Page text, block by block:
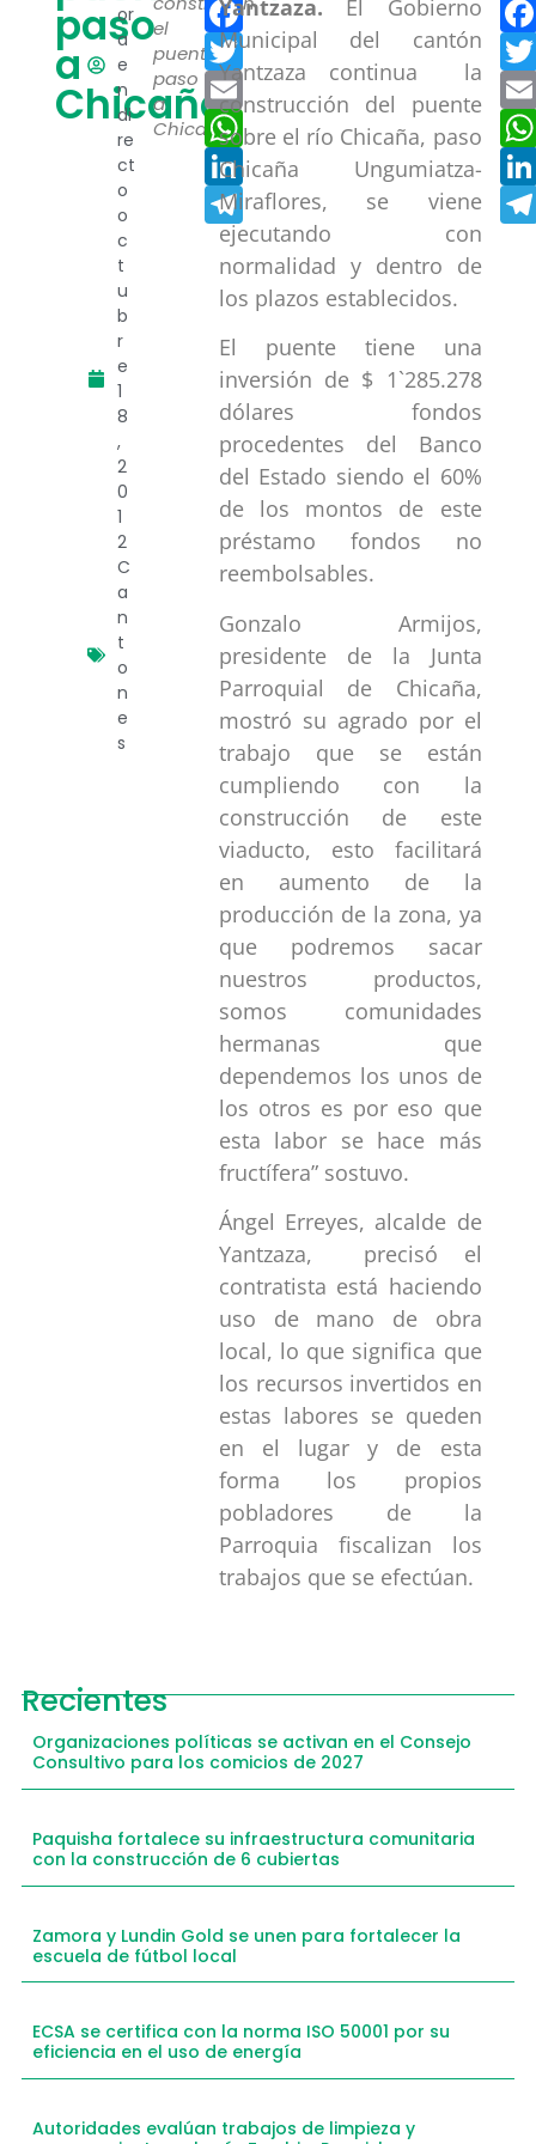
paso
a
Chicaña
or
a
e
n
di
re
ct
o
o
c
t
u
b
r
e
1
8
,
2
0
1
2
C
a
n
t
o
n
e
s
el
puente
paso
a
Chicaña.
Twitter
Email
WhatsApp
LinkedIn
Telegram
Yantzaza. El Gobierno
Municipal del cantón
Yantzaza continua la
construcción del puente
sobre el río Chicaña, paso
Chicaña Ungumiatza-
Miraflores, se viene
ejecutando con
normalidad y dentro de
los plazos establecidos.
El puente tiene una
inversión de $ 1`285.278
dólares fondos
procedentes del Banco
del Estado siendo el 60%
de los montos de este
préstamo fondos no
reembolsables.
Gonzalo Armijos,
presidente de la Junta
Parroquial de Chicaña,
mostró su agrado por el
trabajo que se están
cumpliendo con la
construcción de este
viaducto, esto facilitará
en aumento de la
producción de la zona, ya
que podremos sacar
nuestros productos,
somos comunidades
hermanas que
dependemos los unos de
los otros es por eso que
esta labor se hace más
fructífera” sostuvo.
Ángel Erreyes, alcalde de
Yantzaza, precisó el
contratista está haciendo
uso de mano de obra
local, lo que significa que
los recursos invertidos en
estas labores se queden
en el lugar y de esta
forma los propios
pobladores de la
Parroquia fiscalizan los
trabajos que se efectúan.
Recientes
Organizaciones políticas se activan en el Consejo
Consultivo para los comicios de 2027
Paquisha fortalece su infraestructura comunitaria
con la construcción de 6 cubiertas
Zamora y Lundin Gold se unen para fortalecer la
escuela de fútbol local
ECSA se certifica con la norma ISO 50001 por su
eficiencia en el uso de energía
Autoridades evalúan trabajos de limpieza y